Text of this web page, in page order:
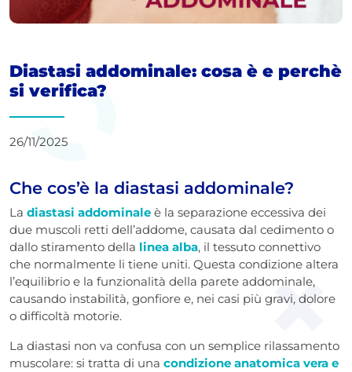
Diastasi addominale: cosa è e perchè
si verifica?
26/11/2025
Che cos’è la diastasi addominale?
La diastasi addominale è la separazione eccessiva dei
due muscoli retti dell’addome, causata dal cedimento o
dallo stiramento della linea alba, il tessuto connettivo
che normalmente li tiene uniti. Questa condizione altera
l’equilibrio e la funzionalità della parete addominale,
causando instabilità, gonfiore e, nei casi più gravi, dolore
o difficoltà motorie.
La diastasi non va confusa con un semplice rilassamento
muscolare: si tratta di una condizione anatomica vera e